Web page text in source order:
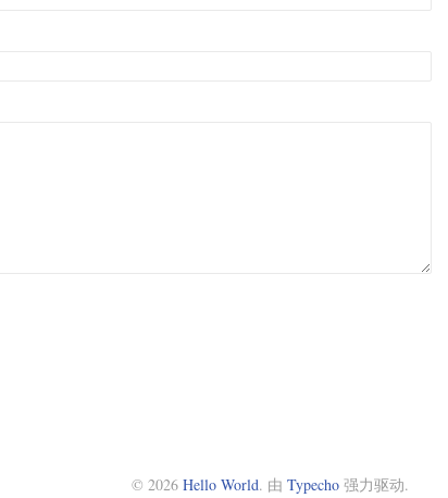
© 2026 Hello World. 由 Typecho强力驱动.